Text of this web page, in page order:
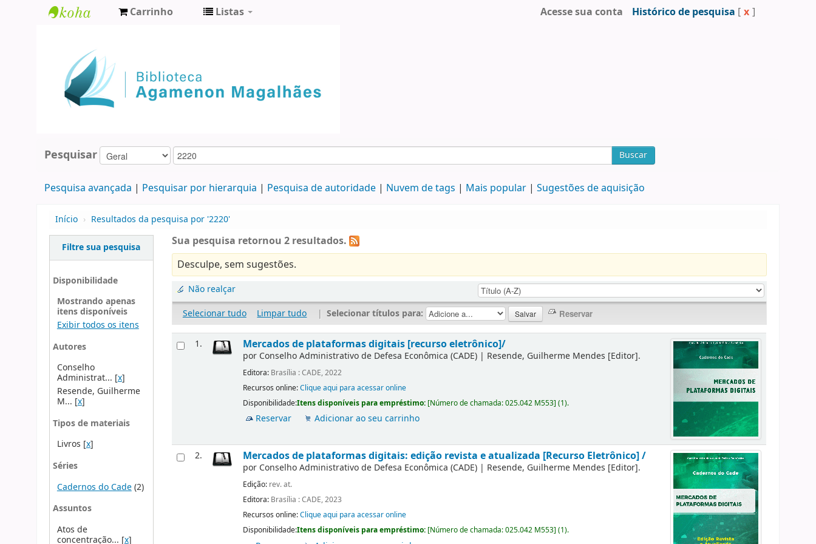
Agamenon
Magalhães
Carrinho Listas Acesse sua conta Histórico de pesquisa [ x ]
Pesquisar Buscar
Pesquisa avançada Pesquisar por hierarquia Pesquisa de autoridade Nuvem de tags Mais popular Sugestões de aquisição
Início › Resultados da pesquisa por '2220'
Filtre sua pesquisa
Disponibilidade
Mostrando apenas
itens disponíveis
Exibir todos os itens
Autores
Conselho
Administrat... [x]
Resende, Guilherme
M... [x]
Tipos de materiais
Livros [x]
Séries
Cadernos do Cade(2)
Assuntos
Atos de
concentração... [x]
Sua pesquisa retornou 2 resultados.
Desculpe, sem sugestões.
Não realçar
Selecionar tudo
Limpar tudo | Selecionar títulos para:
1. Mercados de plataformas digitais [recurso eletrônico]/
por Conselho Administrativo de Defesa Econômica (CADE) | Resende, Guilherme Mendes [Editor].
Editora: Brasília : CADE, 2022
Recursos online:Clique aqui para acessar online
Disponibilidade:Itens disponíveis para empréstimo: [Número de chamada:025.042 M553](1).
Reservar Adicionar ao seu carrinho
2. Mercados de plataformas digitais: edição revista e atualizada [Recurso Eletrônico] /
por Conselho Administrativo de Defesa Econômica (CADE) | Resende, Guilherme Mendes [Editor].
Edição: rev. at.
Editora: Brasília : CADE, 2023
Recursos online:Clique aqui para acessar online
Disponibilidade:Itens disponíveis para empréstimo: [Número de chamada:025.042 M553](1).